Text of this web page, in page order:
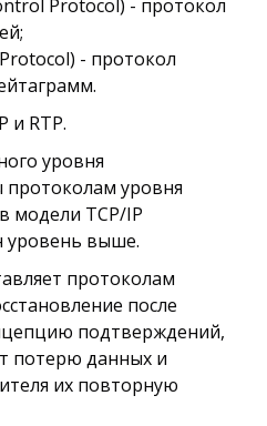
Protocol) - протокол
- протокол
и RTP.
уровня
протоколам уровня
модели TCP/IP
уровень выше.
протоколам
после
подтверждений,
потерю данных и
их повторную